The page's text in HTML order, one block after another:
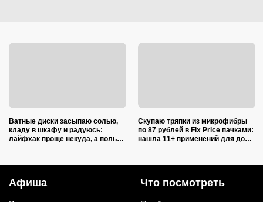
Ватные диски засыпаю солью,
кладу в шкафу и радуюсь:
лайфхак проще некуда, а пользы
Скупаю тряпки из микрофибры
по 87 рублей в Fix Price пачками:
нашла 11+ применений для дома
Афиша Что посмотреть